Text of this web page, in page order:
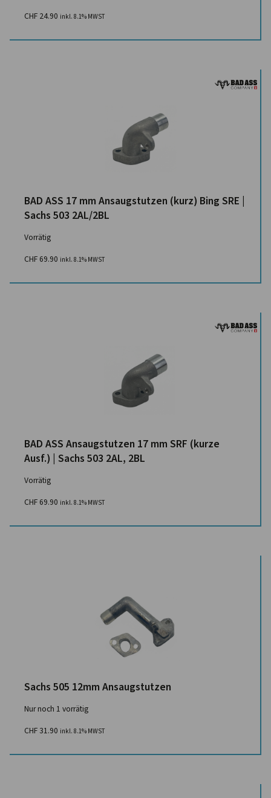
CHF 24.90 inkl. 8.1% MWST
BAD ASS 17 mm Ansaugstutzen (kurz) Bing SRE |
Sachs 503 2AL/2BL
Vorrätig
CHF 69.90 inkl. 8.1% MWST
BAD ASS Ansaugstutzen 17 mm SRF (kurze
Ausf.) | Sachs 503 2AL, 2BL
Vorrätig
CHF 69.90 inkl. 8.1% MWST
Sachs 505 12mm Ansaugstutzen
Nur noch 1 vorrätig
CHF31.90 inkl. 8.1% MWST